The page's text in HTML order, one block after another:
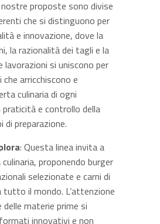
nostre proposte sono divise
che si distinguono per
e innovazione, dove la
la razionalità dei tagli e la
lavorazioni si uniscono per
arricchiscono e
culinaria di ogni
e controllo della
di preparazione.
: Questa linea invita a
culinaria, proponendo burger
selezionate e carni di
tutto il mondo. L’attenzione
delle materie prime si
innovativi e non